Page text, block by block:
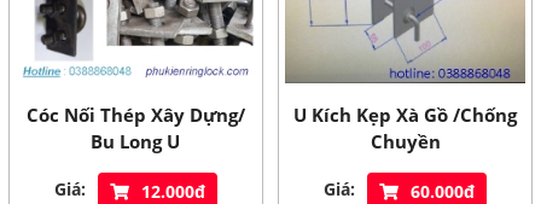
Cóc Nối Thép Xây Dựng/
Bu Long U
Giá: 12.000đ
U Kích Kẹp Xà Gồ /Chống
Chuyền
Giá: 60.000đ